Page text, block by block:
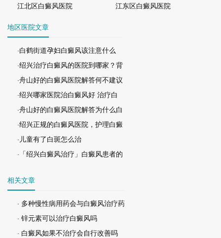
江北区白癜风医院
江东区白癜风医院
地区医院文章
·白鹤街道孕妇白癜风该注意什么
·绍兴治疗白癜风的医院到哪家？背
·舟山好的白癜风医院解答何不建议
·绍兴哪家医院治白癜风好 治疗白
·舟山好的白癜风医院解答为什么白
·绍兴正规的白癜风医院，护理白癜
·儿童有了白斑怎么治
·「绍兴白癜风治疗」白癜风患者的
相关文章
· 多种慢性病用药会与白癜风治疗药
· 锌元素可以治疗白癜风吗
· 白癜风如果不治疗会自行改善吗